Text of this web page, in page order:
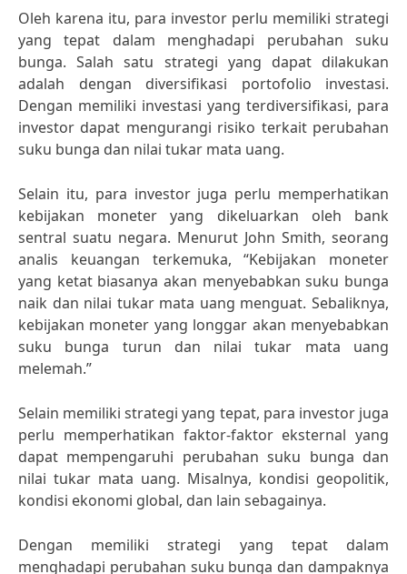
Oleh karena itu, para investor perlu memiliki strategi
yang tepat dalam menghadapi perubahan suku
bunga. Salah satu strategi yang dapat dilakukan
adalah dengan diversifikasi portofolio investasi.
Dengan memiliki investasi yang terdiversifikasi, para
investor dapat mengurangi risiko terkait perubahan
suku bunga dan nilai tukar mata uang.
Selain itu, para investor juga perlu memperhatikan
kebijakan moneter yang dikeluarkan oleh bank
sentral suatu negara. Menurut John Smith, seorang
analis keuangan terkemuka, “Kebijakan moneter
yang ketat biasanya akan menyebabkan suku bunga
naik dan nilai tukar mata uang menguat. Sebaliknya,
kebijakan moneter yang longgar akan menyebabkan
suku bunga turun dan nilai tukar mata uang
melemah.”
Selain memiliki strategi yang tepat, para investor juga
perlu memperhatikan faktor-faktor eksternal yang
dapat mempengaruhi perubahan suku bunga dan
nilai tukar mata uang. Misalnya, kondisi geopolitik,
kondisi ekonomi global, dan lain sebagainya.
Dengan memiliki strategi yang tepat dalam
menghadapi perubahan suku bunga dan dampaknya